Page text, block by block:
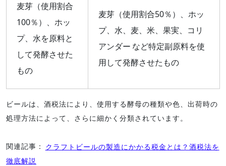
麦芽（使用割合
100％）、ホッ
プ、水を原料と
して発酵させた
もの
麦芽（使用割合50％）、ホッ
プ、水、麦、米、果実、コリ
アンダー など特定副原料を使
用して発酵させたもの
ビールは、酒税法により、使用する酵母の種類や色、出荷時の
処理方法によって、さらに細かく分類されています。
関連記事： クラフトビールの製造にかかる税金とは？酒税法を
徹底解説